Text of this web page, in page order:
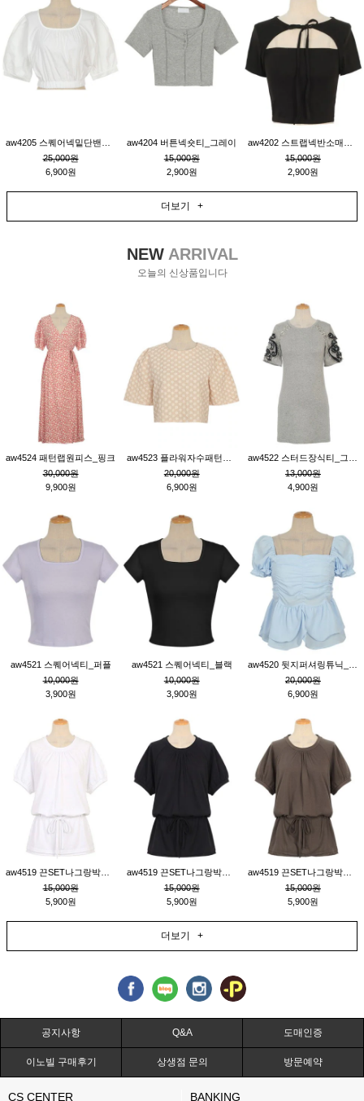
25,000원
6,900원
aw4204 버튼넥숏티_그레이
15,000원
2,900원
15,000원
2,900원
더보기 +
NEWARRIVAL
오늘의 신상품입니다
aw4524 패턴랩원피스_핑크
30,000원
9,900원
20,000원
6,900원
13,000원
4,900원
aw4521 스퀘어넥티_퍼플
10,000원
3,900원
aw4521 스퀘어넥티_블랙
10,000원
3,900원
20,000원
6,900원
15,000원
5,900원
15,000원
5,900원
15,000원
5,900원
더보기 +
공지사항 Q&A 도매인증
이노빌 구매후기 상생점 문의 방문예약
CS CENTER BANKING